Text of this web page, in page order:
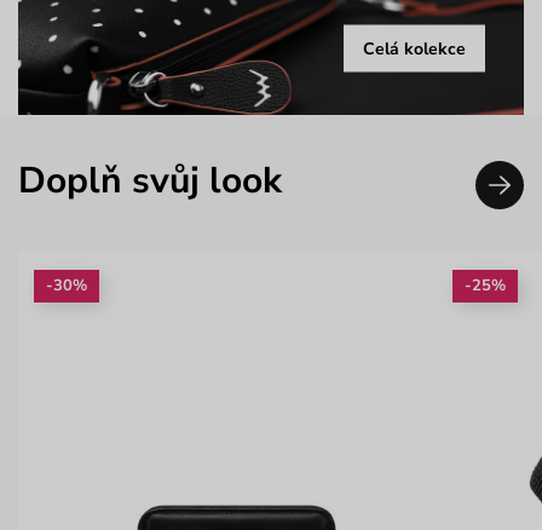
Celá kolekce
Doplň svůj look
-30% -25%